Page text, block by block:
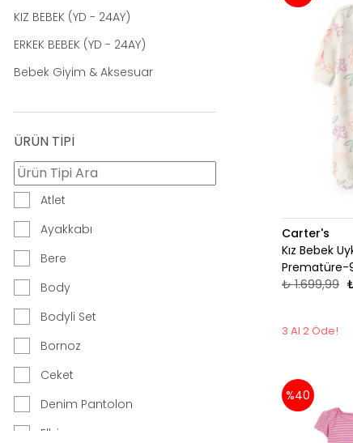
KIZ BEBEK (YD - 24AY)
ERKEK BEBEK (YD - 24AY)
Bebek Giyim & Aksesuar
ÜRÜN TİPİ
Atlet
Ayakkabı
Bere
Body
Bodyli Set
Bornoz
Ceket
Denim Pantolon
Elbise
Carter's
Kız Bebek
Prematüre-
₺ 1.699,99
3 Al 2 Öde!
%40